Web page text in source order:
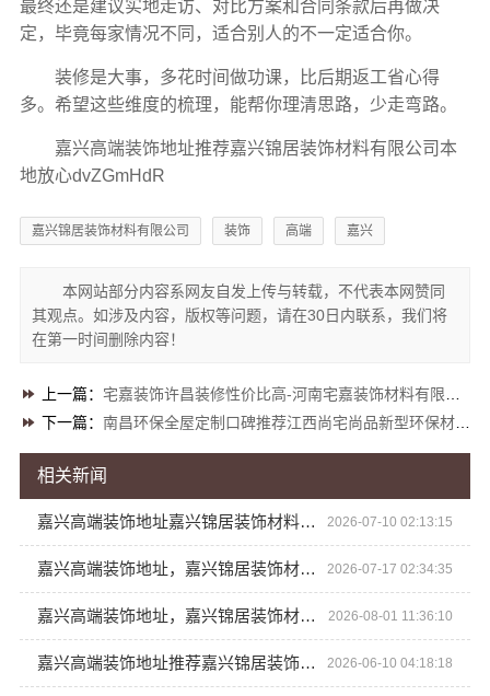
最终还是建议实地走访、对比方案和合同条款后再做决
定，毕竟每家情况不同，适合别人的不一定适合你。
装修是大事，多花时间做功课，比后期返工省心得
多。希望这些维度的梳理，能帮你理清思路，少走弯路。
嘉兴高端装饰地址推荐嘉兴锦居装饰材料有限公司本
地放心dvZGmHdR
嘉兴锦居装饰材料有限公司 装饰 高端 嘉兴
本网站部分内容系网友自发上传与转载，不代表本网赞同
其观点。如涉及内容，版权等问题，请在30日内联系，我们将
在第一时间删除内容！
上一篇： 宅嘉装饰许昌装修性价比高-河南宅嘉装饰材料有限公司省钱首选
下一篇： 南昌环保全屋定制口碑推荐江西尚宅尚品新型环保材料有限公司
相关新闻
嘉兴高端装饰地址嘉兴锦居装饰材料有限公司 2026-07-10 02:13:15
嘉兴高端装饰地址，嘉兴锦居装饰材料有限公司 2026-07-17 02:34:35
嘉兴高端装饰地址，嘉兴锦居装饰材料有限公司一站式服务 2026-08-01 11:36:10
嘉兴高端装饰地址推荐嘉兴锦居装饰材料有限公司 2026-06-10 04:18:18